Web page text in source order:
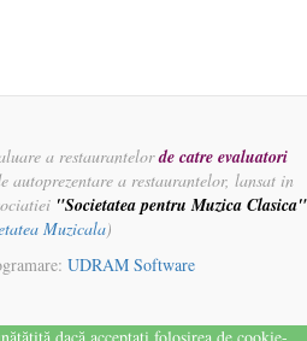
a restaurantelorde catre evaluatori
autoprezentare a restaurantelor, lansat in
"Societatea pentru Muzica Clasica"
Muzicala)
UDRAM Software
dacă acceptați folosirea de cookie-